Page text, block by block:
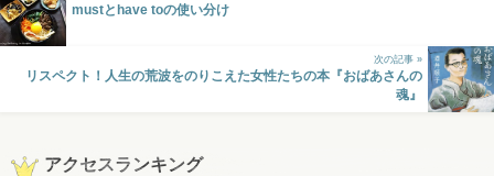
mustとhave toの使い分け
次の記事 »
リスペクト！人生の荒波をのりこえた女性たちの本『おばあさんの
魂』
アクセスランキング